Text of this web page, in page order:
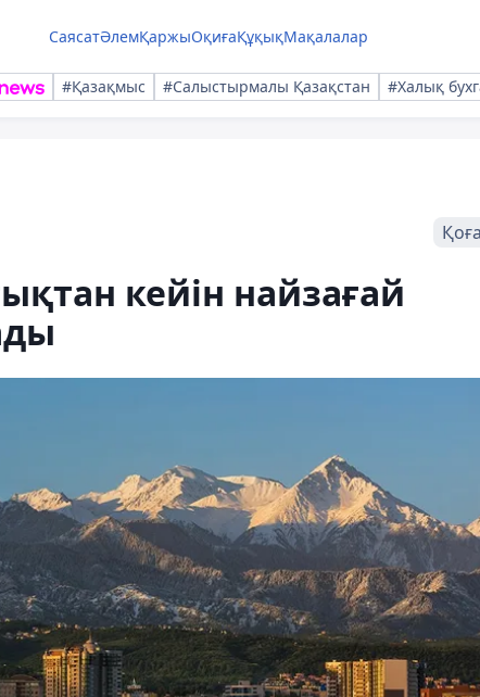
СаясатӘлемҚаржыОқиғаҚұқықМақалалар
#Қазақмыс #Салыстырмалы Қазақстан #Халық
кейін найзағай